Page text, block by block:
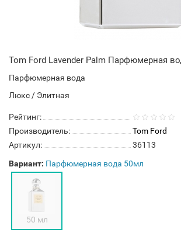
Tom Ford Lavender Palm Парфюмерная
Парфюмерная вода
Люкс / Элитная
Рейтинг:
Производитель:
Tom Ford
Артикул:
36113
Вариант: Парфюмерная вода 50мл
50 мл